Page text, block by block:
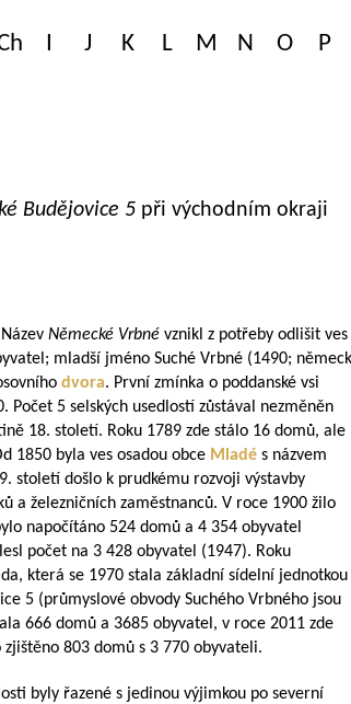
I J K L M N O P
Budějovice 5 při východním okraji
Německé Vrbné vznikl z potřeby odlišit ves
mladší jméno Suché Vrbné (1490;
dvora. První zmínka o poddanské vsi
5 selských usedlostí zůstával nezměněn
18. století. Roku 1789 zde stálo 16 domů, ale
1850 byla ves osadou obce Mladé s názvem
století došlo k prudkému rozvoji výstavby
a železničních zaměstnanců. V roce 1900 žilo
napočítáno 524 domů a 4 354 obyvatel
počet na 3 428 obyvatel (1947). Roku
která se 1970 stala základní sídelní jednotkou
5 (průmyslové obvody Suchého Vrbného jsou
666 domů a 3685 obyvatel, v roce 2011 zde
803 domů s 3 770 obyvateli.
byly řazené s jedinou výjimkou po severní